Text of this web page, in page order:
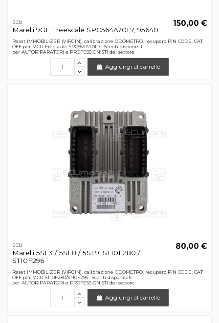
ECU
Marelli 9GF Freescale SPC564A70L7, 95640
150,00 €
Reset IMMOBILIZER (VIRGIN), calibrazione ODOMETRO, recupero PIN CODE, CAT
OFF per MCU Freescale SPC564A70L7. Sconti disponibili
per AUTORIPARATORI e PROFESSIONISTI del settore
Aggiungi al carrello
ECU
Marelli 5SF3 / 5SF8 / 5SF9, ST10F280 /
ST10F296
80,00 €
Reset IMMOBILIZER (VIRGIN), calibrazione ODOMETRO, recupero PIN CODE, CAT
OFF per MCU ST10F280/ST10F296. Sconti disponibili
per AUTORIPARATORI e PROFESSIONISTI del settore
Aggiungi al carrello